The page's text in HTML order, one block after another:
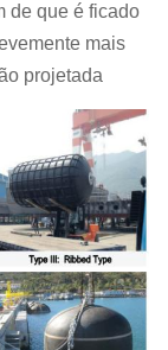
de que é ficado
mais
projetada